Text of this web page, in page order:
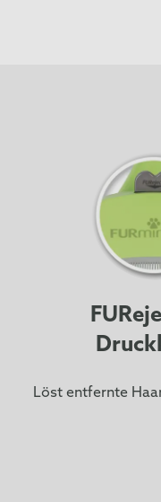
Löst entfernte